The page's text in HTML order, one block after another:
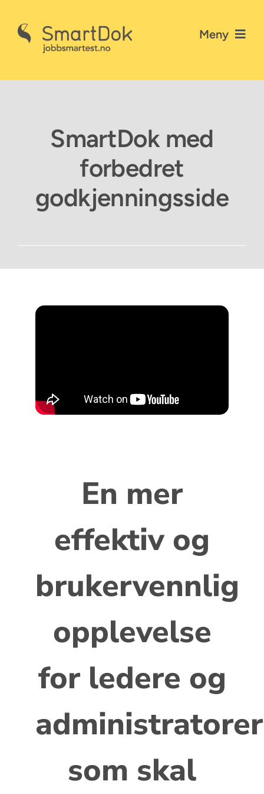
content
Meny
Personvernerklæring
Kontakt SmartDok
SmartDok med
forbedret
godkjenningsside
En mer
effektiv og
brukervennlig
opplevelse
for ledere og
administratorer
som skal